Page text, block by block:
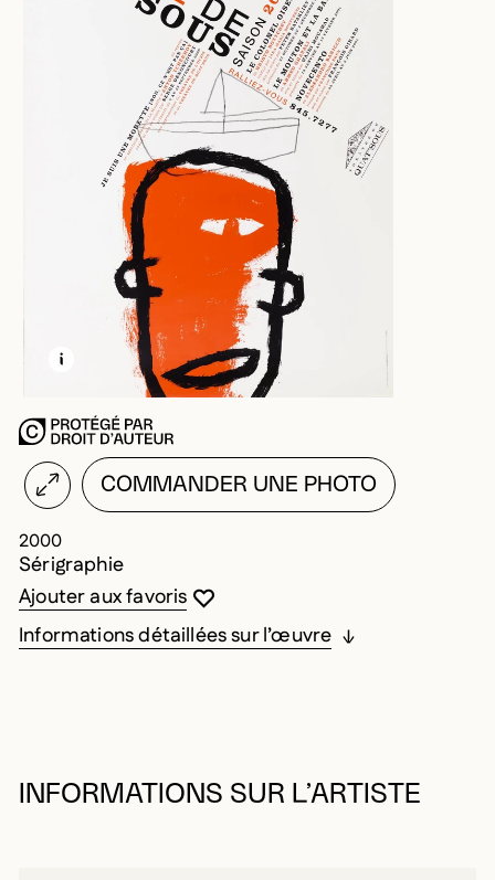
EN SAVOIR PLUS SUR CETTE IMAGE
OUVRIR LA MODALE
COMMANDER UNE PHOTO
2000
Sérigraphie
Vous devez être connecté pour ajouter
Fermer la modale
Ouvrir la modale
Ajouter aux favoris
Informations détaillées sur l’œuvre
INFORMATIONS SUR L’ARTISTE